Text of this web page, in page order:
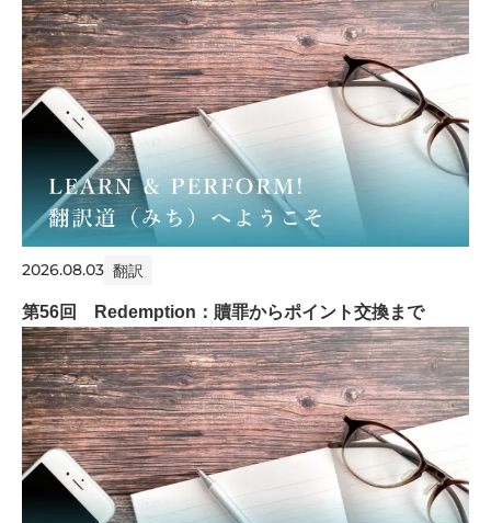
2026.08.03 翻訳
第56回 Redemption：贖罪からポイント交換まで